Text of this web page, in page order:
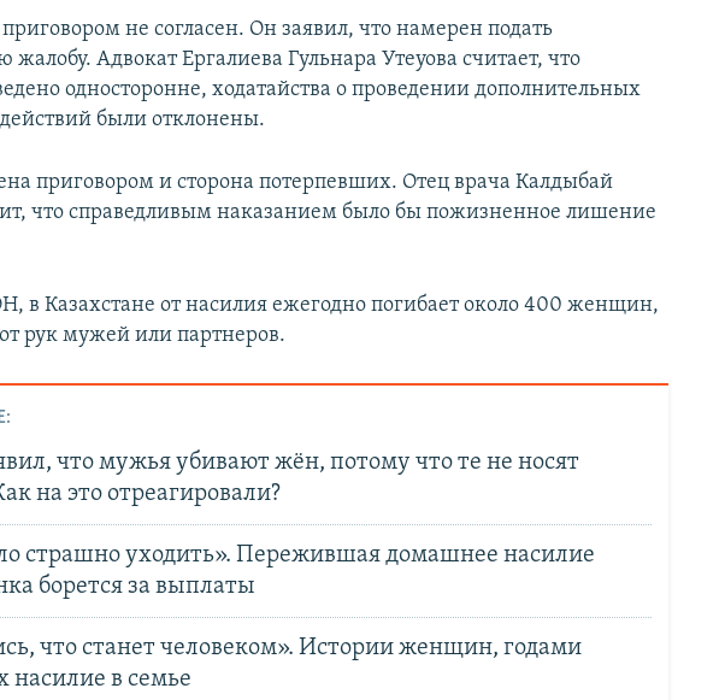
не согласен. Он заявил, что намерен подать
жалобу. Адвокат Ергалиева Гульнара Утеуова считает, что
односторонне, ходатайства о проведении дополнительных
были отклонены.
приговором и сторона потерпевших. Отец врача Калдыбай
что справедливым наказанием было бы пожизненное лишение
в Казахстане от насилия ежегодно погибает около 400 женщин,
рук мужей или партнеров.
что мужья убивают жён, потому что те не носят
на это отреагировали?
страшно уходить». Пережившая домашнее насилие
борется за выплаты
что станет человеком». Истории женщин, годами
насилие в семье